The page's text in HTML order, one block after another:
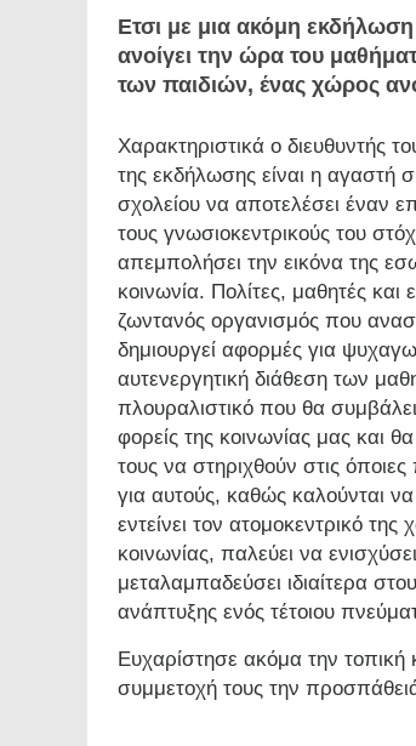
Ετσι με μια ακόμη εκδήλωση
ανοίγει την ώρα του
των παιδιών, ένας χώρος
Χαρακτηριστικά ο διευθυντής
της εκδήλωσης είναι η αγαστή
σχολείου να αποτελέσει έναν
τους γνωσιοκεντρικούς του
απεμπολήσει την εικόνα της
κοινωνία. Πολίτες, μαθητές και
ζωντανός οργανισμός που
δημιουργεί αφορμές για
αυτενεργητική διάθεση των
πλουραλιστικό που θα
φορείς της κοινωνίας μας και
τους να στηριχθούν στις όποιες
για αυτούς, καθώς καλούνται
εντείνει τον ατομοκεντρικό
κοινωνίας, παλεύει να
μεταλαμπαδεύσει ιδιαίτερα
ανάπτυξης ενός τέτοιου
Ευχαρίστησε ακόμα την τοπική
συμμετοχή τους την